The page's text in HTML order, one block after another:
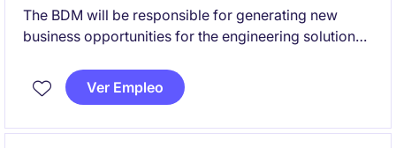
The BDM will be responsible for generating new
business opportunities for the engineering solutions
and O&M companies in mining industry (B2B), driving
business growth and market share. This position
Ver Empleo